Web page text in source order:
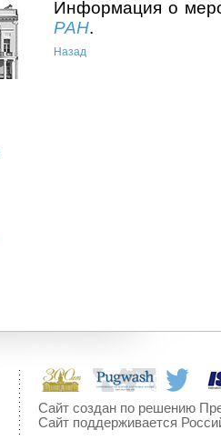
Информация о
РАН.
Назад
Сайт создан по решению
Сайт поддерживается